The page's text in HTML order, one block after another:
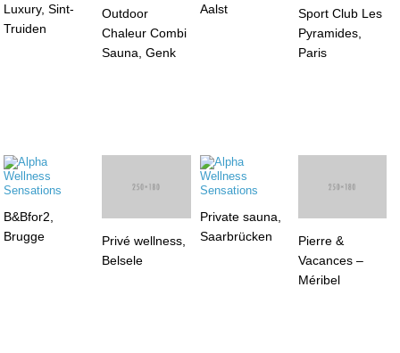
Luxury, Sint-
Truiden
Outdoor
Chaleur Combi
Sauna, Genk
Aalst
Pyramides,
Paris
B&Bfor2,
Brugge
Privé wellness,
Belsele
Private sauna,
Saarbrücken
Pierre &
Vacances –
Méribel